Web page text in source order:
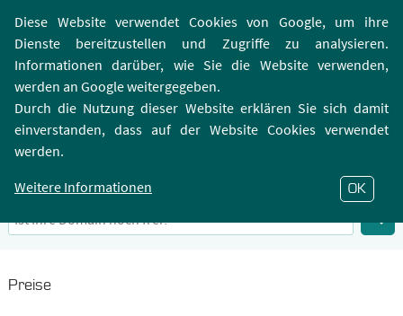
Diese Website verwendet Cookies von Google, um ihre
Dienste bereitzustellen und Zugriffe zu analysieren.
Informationen darüber, wie Sie die Website verwenden,
werden an Google weitergegeben.
Durch die Nutzung dieser Website erklären Sie sich damit
einverstanden, dass auf der Website Cookies verwendet
werden.
Weitere Informationen
OK
.FAMILY-Domain
Preise